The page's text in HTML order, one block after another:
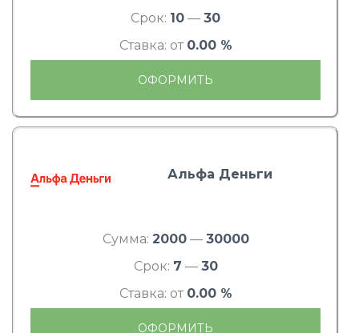
Срок: 10 — 30
Ставка: от 0.00 %
ОФОРМИТЬ
Альфа Деньги
Сумма: 2000— 30000
Срок: 7 — 30
Ставка: от 0.00 %
ОФОРМИТЬ